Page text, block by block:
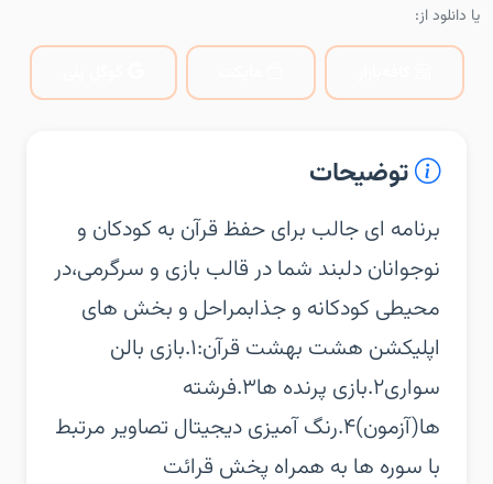
یا دانلود از:
توضیحات
‏‏برنامه ای جالب برای حفظ قرآن به کودکان و
نوجوانان دلبند شما در قالب بازی و سرگرمی،در
محیطی کودکانه و جذاب‏مراحل و بخش های
اپلیکشن هشت بهشت قرآن:‏۱.بازی بالن
سواری‏۲.بازی پرنده ها‏۳.فرشته
ها(آزمون)‏۴.رنگ آمیزی دیجیتال تصاویر مرتبط
با سوره ها به همراه پخش قرائت